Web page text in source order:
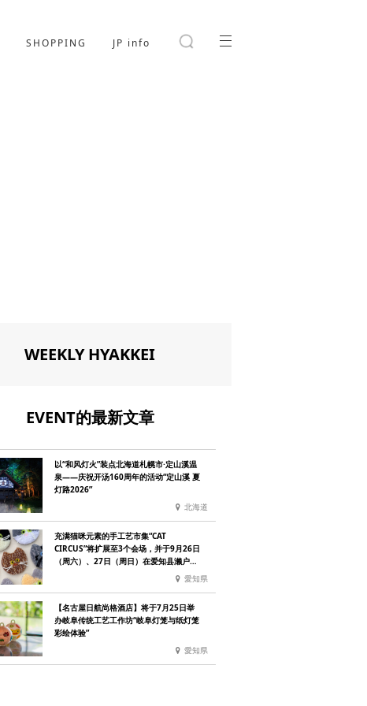
SHOPPING JP info
WEEKLY HYAKKEI
EVENT的最新文章
以“和风灯火”装点北海道札幌市·定山溪温
泉——庆祝开汤160周年的活动“定山溪 夏
灯路2026”
北海道
充满猫咪元素的手工艺市集“CAT
CIRCUS”将扩展至3个会场，并于9月26日
（周六）、27日（周日）在爱知县濑户市
愛知県
【名古屋日航尚格酒店】将于7月25日举
办岐阜传统工艺工作坊“岐阜灯笼与纸灯笼
彩绘体验”
愛知県